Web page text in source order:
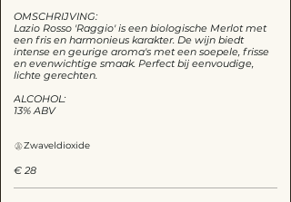
OMSCHRIJVING:
Lazio Rosso 'Raggio' is een biologische Merlot met
een fris en harmonieus karakter. De wijn biedt
intense en geurige aroma's met een soepele, frisse
en evenwichtige smaak. Perfect bij eenvoudige,
lichte gerechten.
ALCOHOL:
13% ABV
€ 28
Zwaveldioxide